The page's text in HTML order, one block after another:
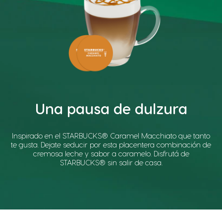
Una pausa de dulzura
Inspirado en el STARBUCKS® Caramel Macchiato que tanto
te gusta. Dejate seducir por esta placentera combinación de
cremosa leche y sabor a caramelo. Disfrutá de
STARBUCKS® sin salir de casa.